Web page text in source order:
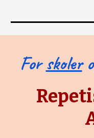
Forskoler